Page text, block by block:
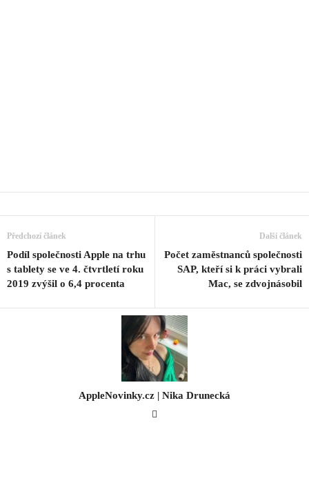
Předchozí článek
Podíl společnosti Apple na trhu
s tablety se ve 4. čtvrtletí roku
2019 zvýšil o 6,4 procenta
Další článek
Počet zaměstnanců společnosti
SAP, kteří si k práci vybrali
Mac, se zdvojnásobil
AppleNovinky.cz | Nika Drunecká